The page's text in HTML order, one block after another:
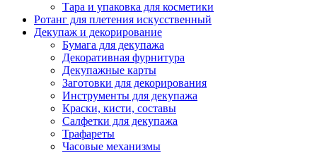
Тара и упаковка для косметики
Ротанг для плетения искусственный
Декупаж и декорирование
Бумага для декупажа
Декоративная фурнитура
Декупажные карты
Заготовки для декорирования
Инструменты для декупажа
Краски, кисти, составы
Салфетки для декупажа
Трафареты
Часовые механизмы